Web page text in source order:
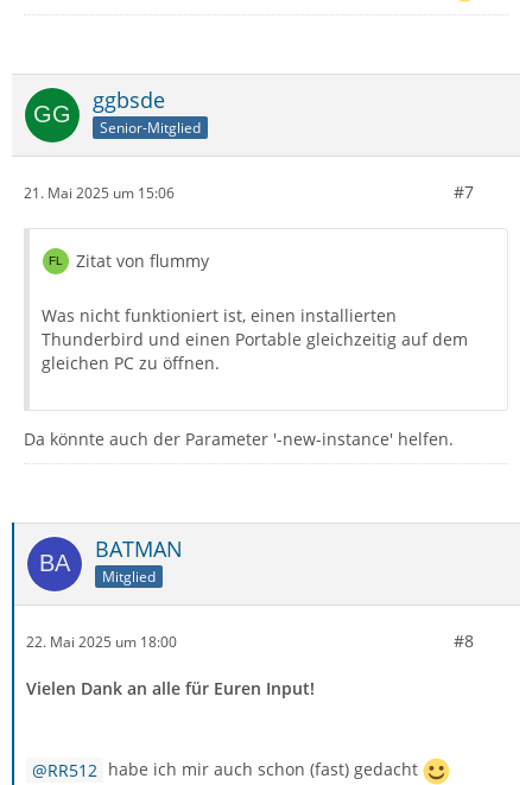
ggbsde
Senior-Mitglied
21. Mai 2025 um 15:06 #7
Zitat von flummy
Was nicht funktioniert ist, einen installierten
Thunderbird und einen Portable gleichzeitig auf dem
gleichen PC zu öffnen.
Da könnte auch der Parameter '-new-instance' helfen.
BATMAN
Mitglied
22. Mai 2025 um 18:00 #8
Vielen Dank an alle für Euren Input!
RR512 habe ich mir auch schon (fast) gedacht